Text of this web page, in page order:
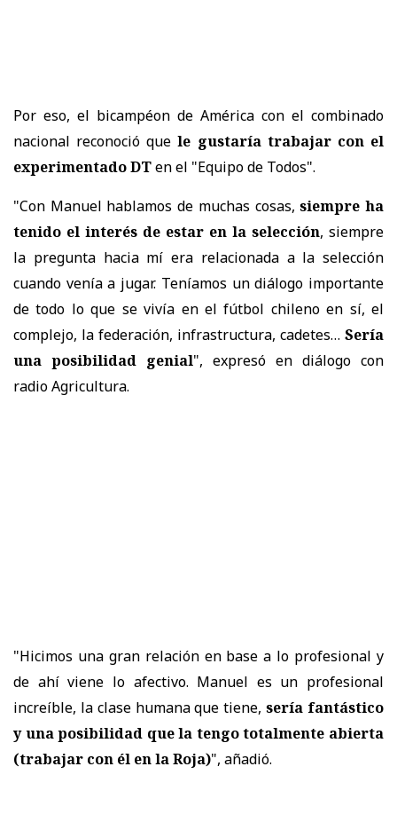
Por eso, el bicampéon de América con el combinado
nacional reconoció quele gustaría trabajar con el
experimentado DTen el "Equipo de Todos".
"Con Manuel hablamos de muchas cosas,siempre ha
tenido el interés de estar en la selección, siempre
la pregunta hacia mí era relacionada a la selección
cuando venía a jugar. Teníamos un diálogo importante
de todo lo que se vivía en el fútbol chileno en sí, el
complejo, la federación, infrastructura, cadetes… Sería
una posibilidad genial", expresó en diálogo con
radio Agricultura.
"Hicimos una gran relación en base a lo profesional y
de ahí viene lo afectivo. Manuel es un profesional
increíble, la clase humana que tiene,sería fantástico
y una posibilidad que la tengo totalmente abierta
(trabajar con él en la Roja)", añadió.